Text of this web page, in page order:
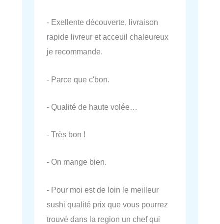
- Exellente découverte, livraison
rapide livreur et acceuil chaleureux
je recommande.
- Parce que c'bon.
- Qualité de haute volée…
- Très bon !
- On mange bien.
- Pour moi est de loin le meilleur
sushi qualité prix que vous pourrez
trouvé dans la region un chef qui